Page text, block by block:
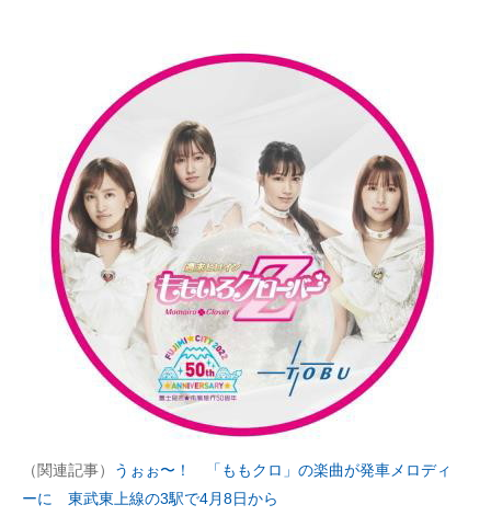
（関連記事）
うぉぉ〜！ 「ももクロ」の楽曲が発車メロディ
ーに 東武東上線の3駅で4月8日から